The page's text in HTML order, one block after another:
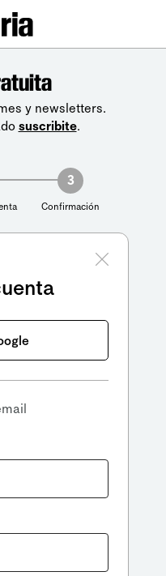
y newsletters.
suscribite.
3
Confirmación